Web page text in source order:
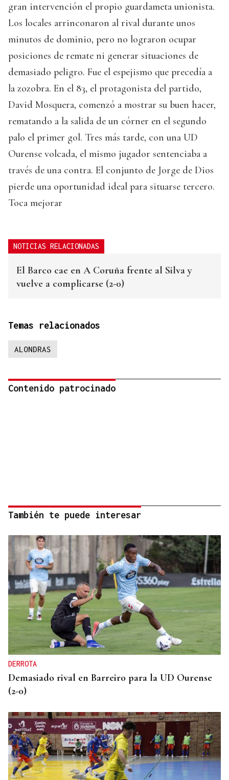
gran intervención el propio guardameta unionista.
Los locales arrinconaron al rival durante unos
minutos de dominio, pero no lograron ocupar
posiciones de remate ni generar situaciones de
demasiado peligro. Fue el espejismo que precedía a
la zozobra. En el 83, el protagonista del partido,
David Mosquera, comenzó a mostrar su buen hacer,
rematando a la salida de un córner en el segundo
palo el primer gol. Tres más tarde, con una UD
Ourense volcada, el mismo jugador sentenciaba a
través de una contra. El conjunto de Jorge de Dios
pierde una oportunidad ideal para situarse tercero.
Toca mejorar
NOTICIAS RELACIONADAS
El Barco cae en A Coruña frente al Silva y
vuelve a complicarse (2-0)
Temas relacionados
ALONDRAS
Contenido patrocinado
También te puede interesar
DERROTA
Demasiado rival en Barreiro para la UD Ourense
(2-0)